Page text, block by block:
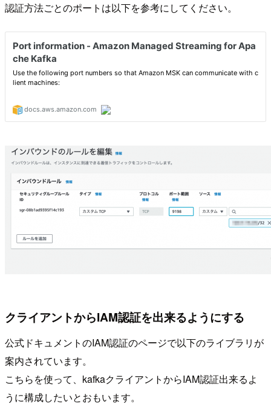
認証方法ごとのポートは以下を参考にしてください。
クライアントからIAM認証を出来るようにする
公式ドキュメントのIAM認証のページで以下のライブラリが
案内されています。
こちらを使って、kafkaクライアントからIAM認証出来るよ
うに構成したいとおもいます。